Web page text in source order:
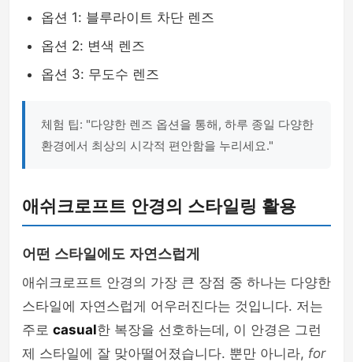
옵션 1: 블루라이트 차단 렌즈
옵션 2: 변색 렌즈
옵션 3: 무도수 렌즈
체험 팁: "다양한 렌즈 옵션을 통해, 하루 종일 다양한
환경에서 최상의 시각적 편안함을 누리세요."
애쉬크로프트 안경의 스타일링 활용
어떤 스타일에도 자연스럽게
애쉬크로프트 안경의 가장 큰 장점 중 하나는 다양한
스타일에 자연스럽게 어우러진다는 것입니다. 저는
주로 casual한 복장을 선호하는데, 이 안경은 그런
제 스타일에 잘 맞아떨어졌습니다. 뿐만 아니라, for